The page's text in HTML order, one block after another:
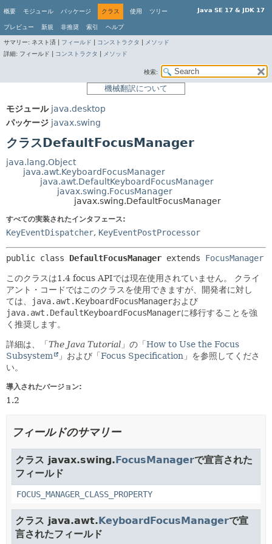
Java SE 17 & JDK 17
概要 モジュール パッケージ クラス 使用 ツリー
プレビュー 新規 非推奨 索引 ヘルプ
サマリー: ネスト済 | フィールド コンストラクタ
メソッド
詳細: フィールド | コンストラクタ メソッド
検索:
機械翻訳について
モジュール java.desktop
パッケージ javax.swing
クラスDefaultFocusManager
java.lang.Object
java.awt.KeyboardFocusManager
java.awt.DefaultKeyboardFocusManager
javax.swing.FocusManager
javax.swing.DefaultFocusManager
すべての実装されたインタフェース:
KeyEventDispatcher, KeyEventPostProcessor
public class DefaultFocusManager extends FocusManager
このクラスは1.4 focus APIでは現在使用されていません。
クライ
アント・コードではこのクラスを使用できますが、開発者に対し
ては、
java.awt.KeyboardFocusManagerおよび
java.awt.DefaultKeyboardFocusManagerに移行することを強
く推奨します。
詳細は、「 The Java Tutorial 」の「 How to Use the Focus
Subsystem
」および「 Focus Specification 」を参照してくださ
い。
導入されたバージョン:
1.2
フィールドのサマリー
クラス javax.swing.FocusManagerで宣言された
フィールド
FOCUS_MANAGER_CLASS_PROPERTY
クラス java.awt.KeyboardFocusManagerで宣
言されたフィールド